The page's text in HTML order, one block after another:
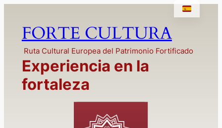
contenido
FORTE CULTURA
Ruta Cultural Europea del Patrimonio Fortificado
Experiencia en la
fortaleza